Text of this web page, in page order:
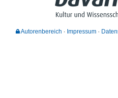
Autorenbereich Impressum